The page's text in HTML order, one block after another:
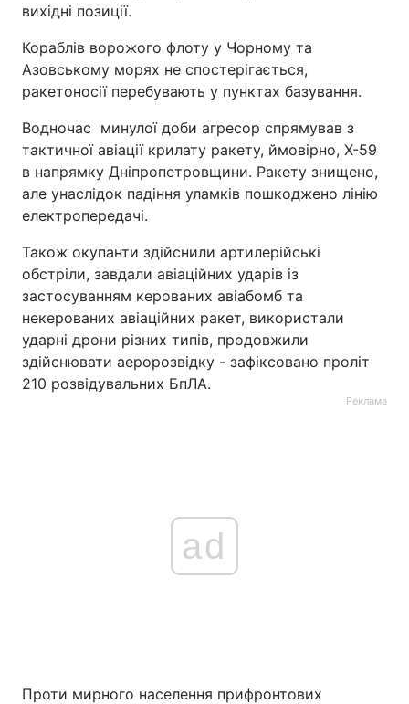
вихідні позиції.
Кораблів ворожого флоту у Чорному та
Азовському морях не спостерігається,
ракетоносії перебувають у пунктах базування.
Водночас минулої доби агресор спрямував з
тактичної авіації крилату ракету, ймовірно, Х-59
в напрямку Дніпропетровщини. Ракету знищено,
але унаслідок падіння уламків пошкоджено лінію
електропередачі.
Також окупанти здійснили артилерійські
обстріли, завдали авіаційних ударів із
застосуванням керованих авіабомб та
некерованих авіаційних ракет, використали
ударні дрони різних типів, продовжили
здійснювати аеророзвідку - зафіксовано проліт
210 розвідувальних БпЛА.
Реклама
ad
Проти мирного населення прифронтових